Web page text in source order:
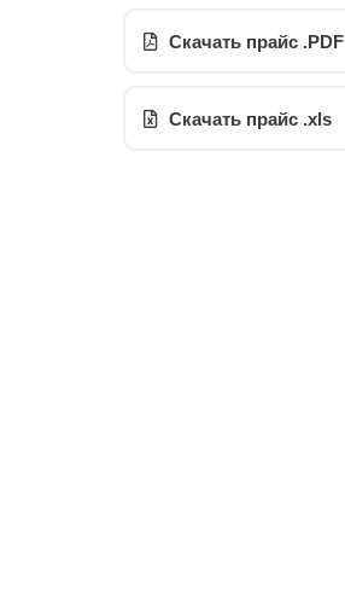
Скачать прайс .PDF
Скачать прайс .xls